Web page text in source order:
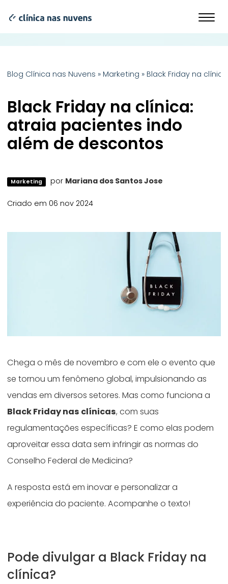
Blog Clínica nas Nuvens » Marketing » Black Friday na
Black Friday na clínica:
atraia pacientes indo
além de descontos
Marketing por Mariana dos Santos Jose
Criado em 06 nov 2024
Chega o mês de novembro e com ele o evento que
se tornou um fenômeno global, impulsionando as
vendas em diversos setores. Mas como funciona a
Black Friday nas clínicas, com suas
regulamentações específicas? E como elas podem
aproveitar essa data sem infringir as normas do
Conselho Federal de Medicina?
A resposta está em inovar e personalizar a
experiência do paciente. Acompanhe o texto!
Pode divulgar a Black Friday na
clínica?